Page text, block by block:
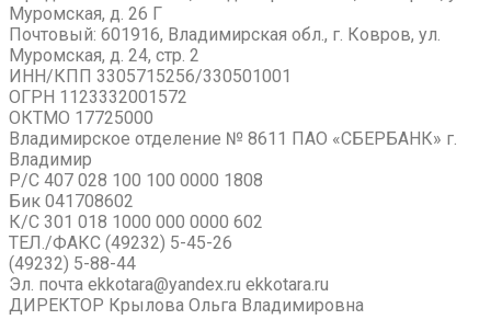
Муромская, д. 26 Г
Почтовый: 601916, Владимирская обл., г. Ковров, ул.
Муромская, д. 24, стр. 2
ИНН/КПП 3305715256/330501001
ОГРН 1123332001572
ОКТМО 17725000
Владимирское отделение № 8611 ПАО «СБЕРБАНК» г.
Владимир
Р/С 407 028 100 100 0000 1808
Бик 041708602
К/С 301 018 1000 000 0000 602
ТЕЛ./ФАКС (49232) 5-45-26
(49232) 5-88-44
Эл. почта ekkotara@yandex.ru ekkotara.ru
ДИРЕКТОР Крылова Ольга Владимировна